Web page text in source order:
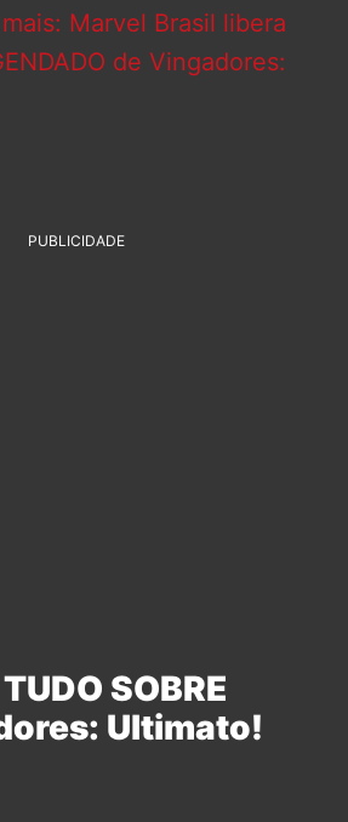
Marvel Brasil libera
de Vingadores:
PUBLICIDADE
SOBRE
Ultimato!